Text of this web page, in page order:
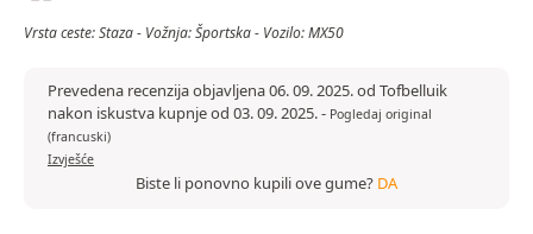
Vrsta ceste: Staza - Vožnja: Športska - Vozilo: MX50
Prevedena recenzija objavljena 06. 09. 2025. od Tofbelluik
nakon iskustva kupnje od 03. 09. 2025.- Pogledaj original
(francuski)
Izvješće
Biste li ponovno kupili ove gume? DA